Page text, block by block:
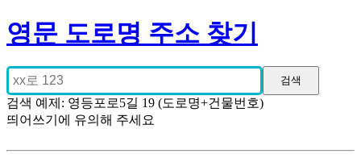
영문 도로명 주소 찾기
검색 예제: 영등포로5길 19 (도로명+건물번호)
띄어쓰기에 유의해 주세요